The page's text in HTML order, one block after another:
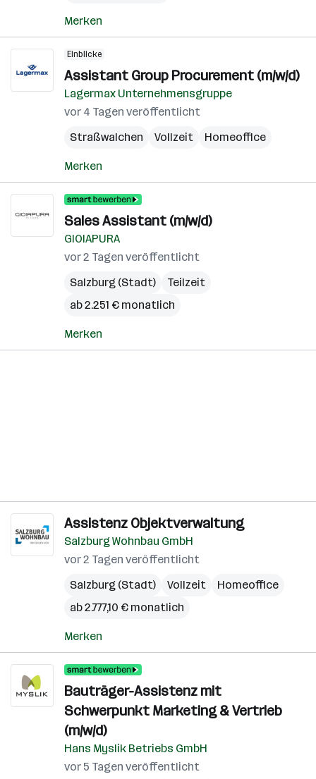
Merken
Einblicke
Assistant Group Procurement (m/w/d)
Lagermax Unternehmensgruppe
vor 4 Tagen veröffentlicht
Straßwalchen
Vollzeit Homeoffice
Merken
Sales Assistant (m/w/d)
GIOIAPURA
vor 2 Tagen veröffentlicht
Salzburg (Stadt)
Teilzeit
ab 2.251 € monatlich
Merken
Assistenz Objektverwaltung
Salzburg Wohnbau GmbH
vor 2 Tagen veröffentlicht
Salzburg (Stadt)
Vollzeit
Homeoffice
ab 2.777,10 € monatlich
Merken
Bauträger-Assistenz mit
Schwerpunkt Marketing & Vertrieb
(m/w/d)
Hans Myslik Betriebs GmbH
vor 5 Tagen veröffentlicht